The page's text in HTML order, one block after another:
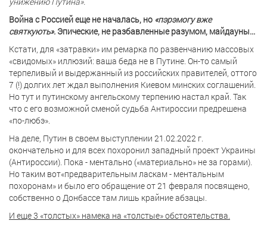
Война с Россией еще не началась, но «пэрэмогу вже
святкують». Эпические, не разбавленные разумом, майдауны...
Кстати, для «затравки» им ремарка по развенчанию массовых
«свидомых» иллюзий: ваша беда не в Путине. Он-то самый
терпеливый и выдержанный из российских правителей, оттого
7 (!) долгих лет ждал выполнения Киевом минских соглашений.
Но тут и путинскому ангельскому терпению настал край. Так
что с его возможной сменой судьба Антироссии предрешена
«по-любэ».
На деле, Путин в своем выступлении 21.02.2022 г.
окончательно и для всех похоронил западный проект Украины
(Антироссии). Пока - ментально («материально» не за горами).
Но таким вот«предварительным ласкам - ментальным
похоронам» и было его обращение от 21 февраля посвящено,
собственно о Донбассе там лишь крайние абзацы.
И еще 3 «толстых» намека на «толстые» обстоятельства.